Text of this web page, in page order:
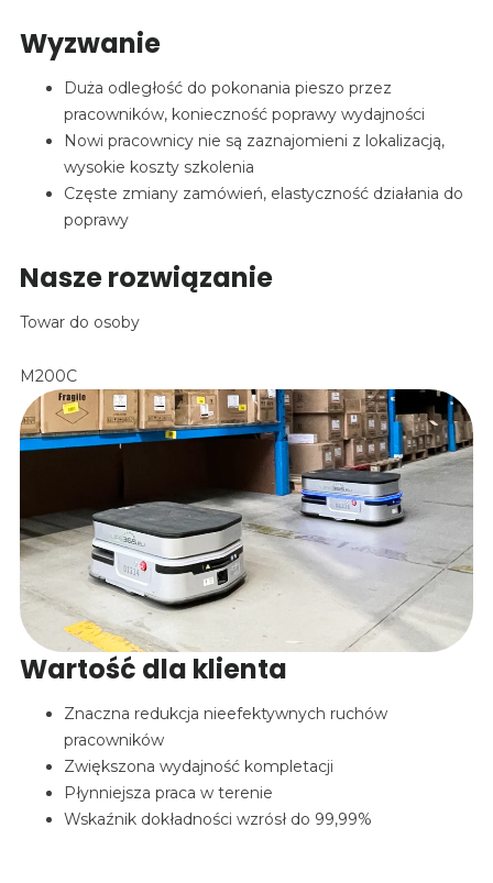
Wyzwanie
Duża odległość do pokonania pieszo przez
pracowników, konieczność poprawy wydajności
Nowi pracownicy nie są zaznajomieni z lokalizacją,
wysokie koszty szkolenia
Częste zmiany zamówień, elastyczność działania do
poprawy
Nasze rozwiązanie
Towar do osoby
M200C
Wartość dla klienta
Znaczna redukcja nieefektywnych ruchów
pracowników
Zwiększona wydajność kompletacji
Płynniejsza praca w terenie
Wskaźnik dokładności wzrósł do 99,99%